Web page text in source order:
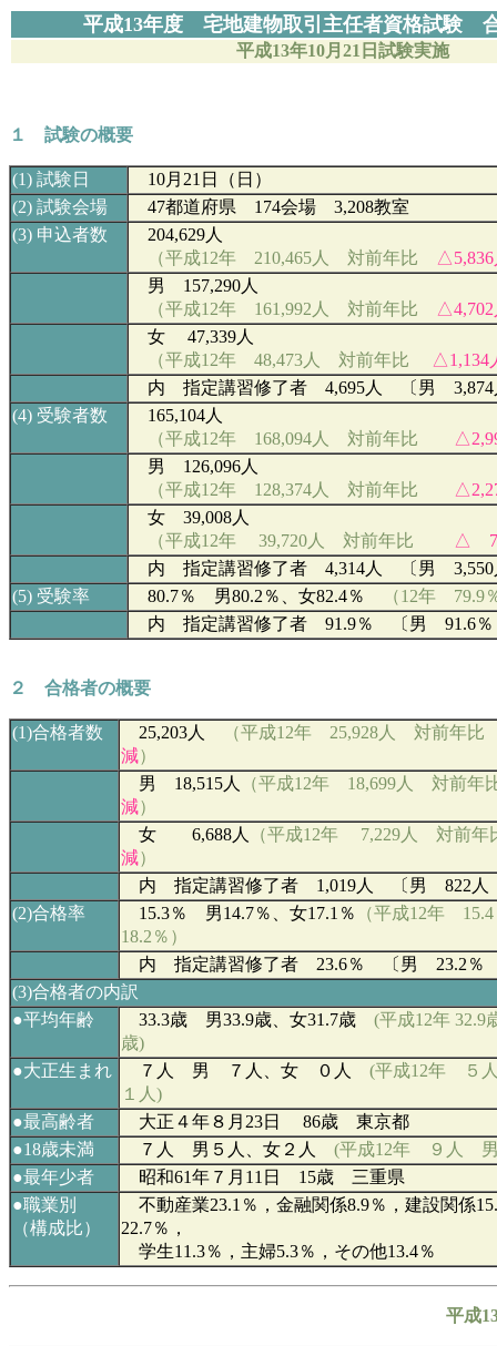
平成13年度 宅地建物取引主任者資格試験
平成13年10月21日試験実施
１ 試験の概要
(1) 試験日 10月21日（日）
(2) 試験会場 47都道府県 174会場 3,208教室
(3) 申込者数
204,629人
（平成12年 210,465人 対前年比
△5,836
男 157,290人
（平成12年 161,992人 対前年比
△4,702
女 47,339人
（平成12年 48,473人 対前年比
△1,134
内 指定講習修了者 4,695人 〔男
(4) 受験者数 165,104人
（平成12年 168,094人 対前年比
男 126,096人
（平成12年 128,374人 対前年比
女 39,008人
（平成12年
39,720 人 対前年比
△
内 指定講習修了者 4,314人 〔男
(5) 受験率 80.7％ 男80.2％、女82.4％
（12年 79.9
内 指定講習修了者 91.9％ 〔男 91.6
２ 合格者の概要
(1)合格者数 25,203人
（平成12年 25,928人 対前年
減）
男 18,515人
（平成12年 18,699人 対前年
減）
女 6,688人
（平成12年 7,229人 対前年
減）
内 指定講習修了者 1,019人 〔男 822
(2)合格率 15.3％ 男14.7％、女17.1％ （平成12年 15.4
18.2％）
内 指定講習修了者 23.6％ 〔男 23.2％
(3)合格者の内訳
●平均年齢 33.3歳 男33.9歳、女31.7歳 (平成12年 32.9
歳)
●大正生まれ ７人 男 ７人、女 ０人 (平成12年
５
１人)
●最高齢者
大正４年８月23日 86歳 東京都
●18歳未満
７人 男５人、女２人 (平成12年 ９人 男
●最年少者
昭和61年７月11日 15歳 三重県
●職業別
（構成比）
不動産業23.1％，金融関係8.9％，建設関係
22.7％，
学生11.3％，主婦5.3％，その他13.4％
平成